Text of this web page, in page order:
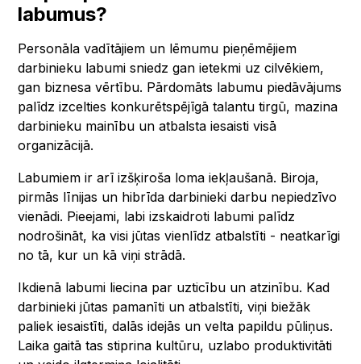
labumus?
Personāla vadītājiem un lēmumu pieņēmējiem
darbinieku labumi sniedz gan ietekmi uz cilvēkiem,
gan biznesa vērtību. Pārdomāts labumu piedāvājums
palīdz izcelties konkurētspējīgā talantu tirgū, mazina
darbinieku mainību un atbalsta iesaisti visā
organizācijā.
Labumiem ir arī izšķiroša loma iekļaušanā. Biroja,
pirmās līnijas un hibrīda darbinieki darbu nepiedzīvo
vienādi. Pieejami, labi izskaidroti labumi palīdz
nodrošināt, ka visi jūtas vienlīdz atbalstīti - neatkarīgi
no tā, kur un kā viņi strādā.
Ikdienā labumi liecina par uzticību un atzinību. Kad
darbinieki jūtas pamanīti un atbalstīti, viņi biežāk
paliek iesaistīti, dalās idejās un velta papildu pūliņus.
Laika gaitā tas stiprina kultūru, uzlabo produktivitāti